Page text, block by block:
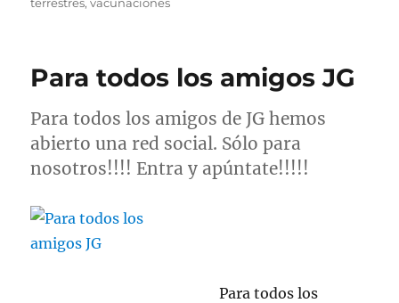
Para todos los amigos JG
Para todos los amigos de JG hemos
abierto una red social. Sólo para
nosotros!!!! Entra y apúntate!!!!!
Para todos los